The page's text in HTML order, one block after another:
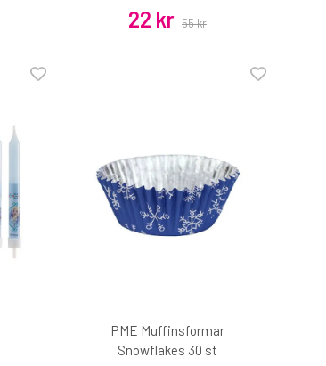
22 kr 55 kr
PME Muffinsformar
Snowflakes 30 st